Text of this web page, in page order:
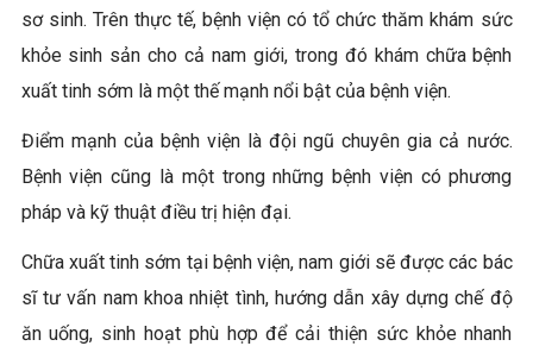
sơ sinh. Trên thực tế, bệnh viện có tổ chức thăm khám sức
khỏe sinh sản cho cả nam giới, trong đó khám chữa bệnh
xuất tinh sớm là một thế mạnh nổi bật của bệnh viện.
Điểm mạnh của bệnh viện là đội ngũ chuyên gia cả nước.
Bệnh viện cũng là một trong những bệnh viện có phương
pháp và kỹ thuật điều trị hiện đại.
Chữa xuất tinh sớm tại bệnh viện, nam giới sẽ được các bác
sĩ tư vấn nam khoa nhiệt tình, hướng dẫn xây dựng chế độ
ăn uống, sinh hoạt phù hợp để cải thiện sức khỏe nhanh